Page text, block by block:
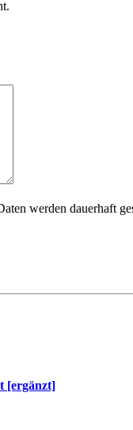
werden dauerhaft
[ergänzt]